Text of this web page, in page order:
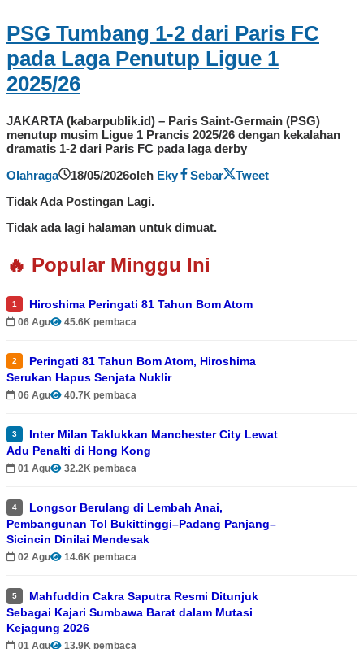
PSG Tumbang 1-2 dari Paris FC
pada Laga Penutup Ligue 1
2025/26
JAKARTA (kabarpublik.id) – Paris Saint-Germain (PSG)
menutup musim Ligue 1 Prancis 2025/26 dengan kekalahan
dramatis 1-2 dari Paris FC pada laga derby
Olahraga
18/05/2026oleh Eky Sebar
Tweet
Tidak Ada Postingan Lagi.
Tidak ada lagi halaman untuk dimuat.
🔥 Popular Minggu Ini
1 Hiroshima Peringati 81 Tahun Bom Atom
06 Agu 45.6K pembaca
2
Peringati 81 Tahun Bom Atom, Hiroshima
Serukan Hapus Senjata Nuklir
06 Agu 40.7K pembaca
3
Inter Milan Taklukkan Manchester City Lewat
Adu Penalti di Hong Kong
01 Agu 32.2K pembaca
4
Longsor Berulang di Lembah Anai,
Pembangunan Tol Bukittinggi–Padang Panjang–
Sicincin Dinilai Mendesak
02 Agu 14.6K pembaca
5
Mahfuddin Cakra Saputra Resmi Ditunjuk
Sebagai Kajari Sumbawa Barat dalam Mutasi
Kejagung 2026
01 Agu 13.9K pembaca